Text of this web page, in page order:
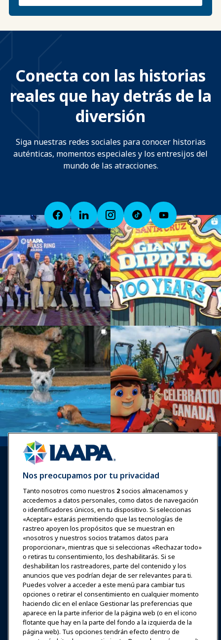
Conecta con las historias
reales que hay detrás de la
diversión
Siga nuestras redes sociales para conocer historias
auténticas, momentos especiales y los entresijos del
mundo de las atracciones.
Iniciar sesión Únete ahora
Premios Carreras
Contacto
Expos y Eventos
Noticias y Funworld
Educación
Seguridad y protección
Nos preocupamos por tu privacidad
Tanto nosotros como nuestros 2socios almacenamos y
accedemos a datos personales, como datos de navegación
o identificadores únicos, en tu dispositivo. Si seleccionas
«Aceptar» estarás permitiendo que las tecnologías de
rastreo apoyen los propósitos que se muestran en
«nosotros y nuestros socios tratamos datos para
proporcionar», mientras que si seleccionas «Rechazar todo»
o retiras tu consentimiento, los deshabilitarás. Si se
deshabilitan los rastreadores, parte del contenido y los
anuncios que ves podrían dejar de ser relevantes para ti.
Puedes volver a acceder a este menú para cambiar tus
opciones o retirar el consentimiento en cualquier momento
haciendo clic en el enlace Gestionar las preferencias que
aparece en la parte inferior de la página web (o en el icono
flotante que hay en la parte del fondo a la izquierda de la
página web). Tus opciones tendrán efecto dentro de